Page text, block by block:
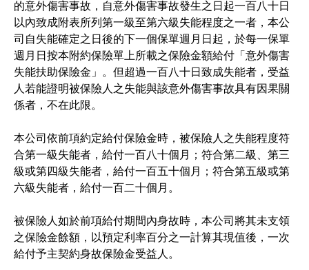
的意外傷害事故，自意外傷害事故發生之日起一百八十日
以內致成附表所列第一級至第六級失能程度之一者，本公
司自失能確定之日後的下一個保單週月日起，於每一保單
週月日按本附約保險單上所載之保險金額給付「意外傷害
失能扶助保險金」。但超過一百八十日致成失能者，受益
人若能證明被保險人之失能與該意外傷害事故具有因果關
係者，不在此限。
本公司依前項約定給付保險金時，被保險人之失能程度符
合第一級失能者，給付一百八十個月；符合第二級、第三
級或第四級失能者，給付一百五十個月；符合第五級或第
六級失能者，給付一百二十個月。
被保險人如於前項給付期間內身故時，本公司將其未支領
之保險金餘額，以預定利率百分之一計算其現值後，一次
給付予主契約身故保險金受益人。